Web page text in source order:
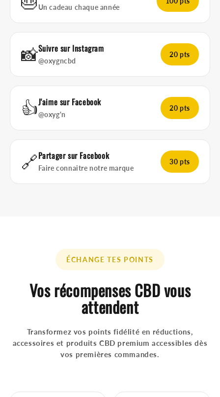
Un cadeau chaque année
📸Suivre sur Instagram
@oxygncbd
20 pts
👍J'aime sur Facebook
@oxyg'n
20 pts
🔗Partager sur Facebook
Faire connaitre notre marque
30 pts
ÉCHANGE TES POINTS
Vos récompenses CBD vous
attendent
Transformez vos points fidélité en réductions,
accessoires et produits CBD premium accessibles dès
vos premières commandes.